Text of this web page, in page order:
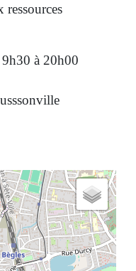
ressources
9h30 à 20h00